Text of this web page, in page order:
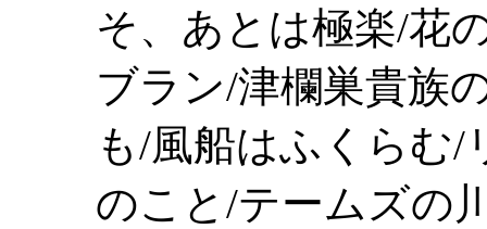
そ、あとは極楽/花
ブラン/津欄巣貴族
も/風船はふくらむ/
のこと/テームズの